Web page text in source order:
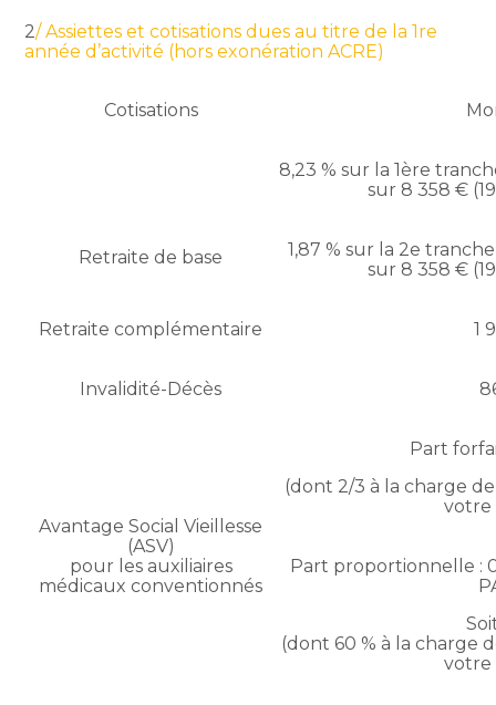
2/ Assiettes et cotisations dues au titre de la 1re
année d’activité (hors exonération ACRE)
Cotisations
Retraite de base
8,23 % sur la 1ère
sur 8 358 €
1,87 % sur la 2e
sur 8 358 €
Retraite complémentaire 1
Invalidité-Décès
Avantage Social Vieillesse
(ASV)
pour les auxiliaires
médicaux conventionnés
Part
(dont 2/3 à la charge
votre
Part proportionnelle :
(dont 60 % à la charge
votre